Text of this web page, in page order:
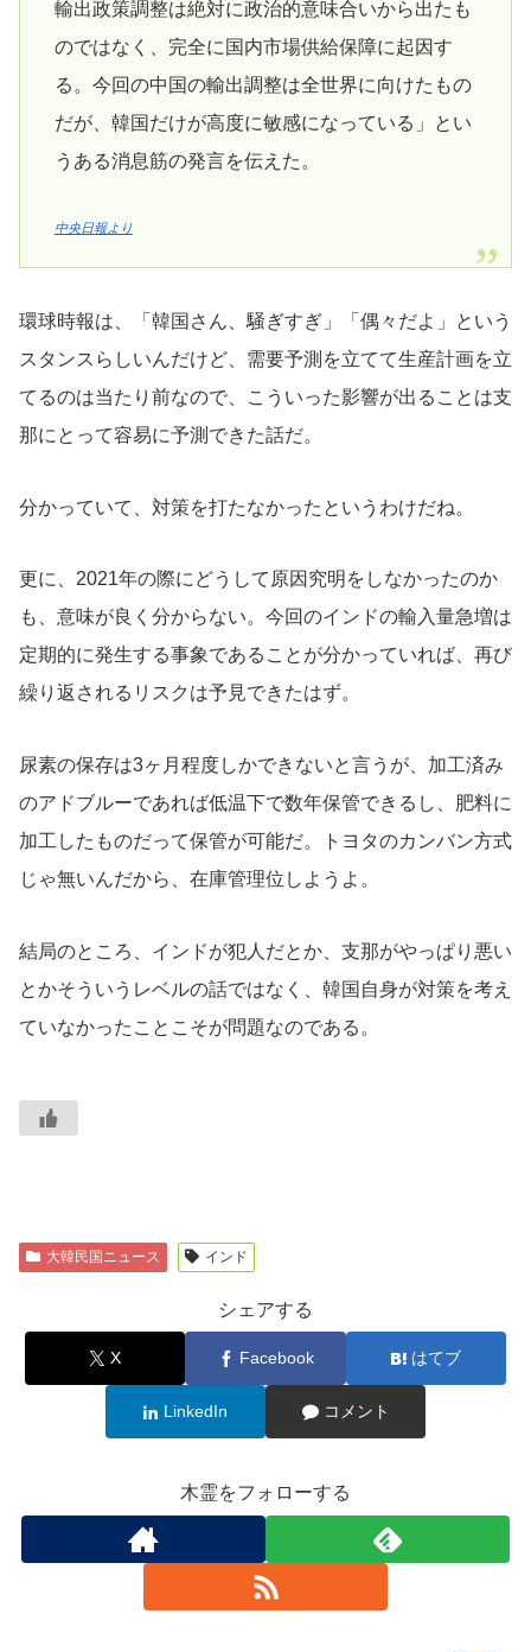
輸出政策調整は絶対に政治的意味合いから出たも
のではなく、完全に国内市場供給保障に起因す
る。今回の中国の輸出調整は全世界に向けたもの
だが、韓国だけが高度に敏感になっている」とい
うある消息筋の発言を伝えた。
中央日報より
環球時報は、「韓国さん、騒ぎすぎ」「偶々だよ」という
スタンスらしいんだけど、需要予測を立てて生産計画を立
てるのは当たり前なので、こういった影響が出ることは支
那にとって容易に予測できた話だ。
分かっていて、対策を打たなかったというわけだね。
更に、2021年の際にどうして原因究明をしなかったのか
も、意味が良く分からない。今回のインドの輸入量急増は
定期的に発生する事象であることが分かっていれば、再び
繰り返されるリスクは予見できたはず。
尿素の保存は3ヶ月程度しかできないと言うが、加工済み
のアドブルーであれば低温下で数年保管できるし、肥料に
加工したものだって保管が可能だ。トヨタのカンバン方式
じゃ無いんだから、在庫管理位しようよ。
結局のところ、インドが犯人だとか、支那がやっぱり悪い
とかそういうレベルの話ではなく、韓国自身が対策を考え
ていなかったことこそが問題なのである。
大韓民国ニュース インド
シェアする
X Facebook はてブ
LinkedIn コメント
木霊をフォローする